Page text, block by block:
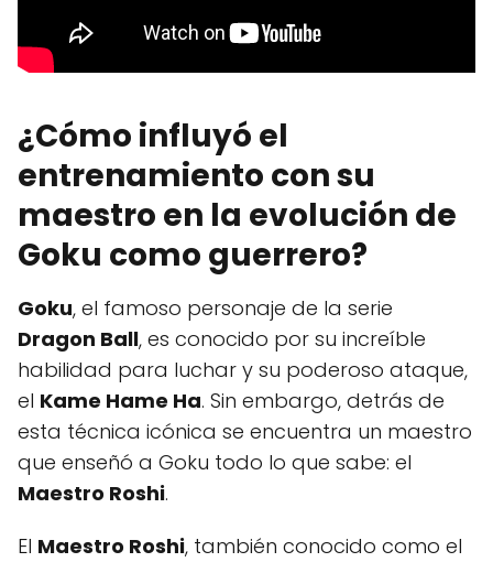
¿Cómo influyó el
entrenamiento con su
maestro en la evolución de
Goku como guerrero?
Goku, el famoso personaje de la serie
Dragon Ball, es conocido por su increíble
habilidad para luchar y su poderoso ataque,
el Kame Hame Ha. Sin embargo, detrás de
esta técnica icónica se encuentra un maestro
que enseñó a Goku todo lo que sabe: el
Maestro Roshi.
El Maestro Roshi, también conocido como el